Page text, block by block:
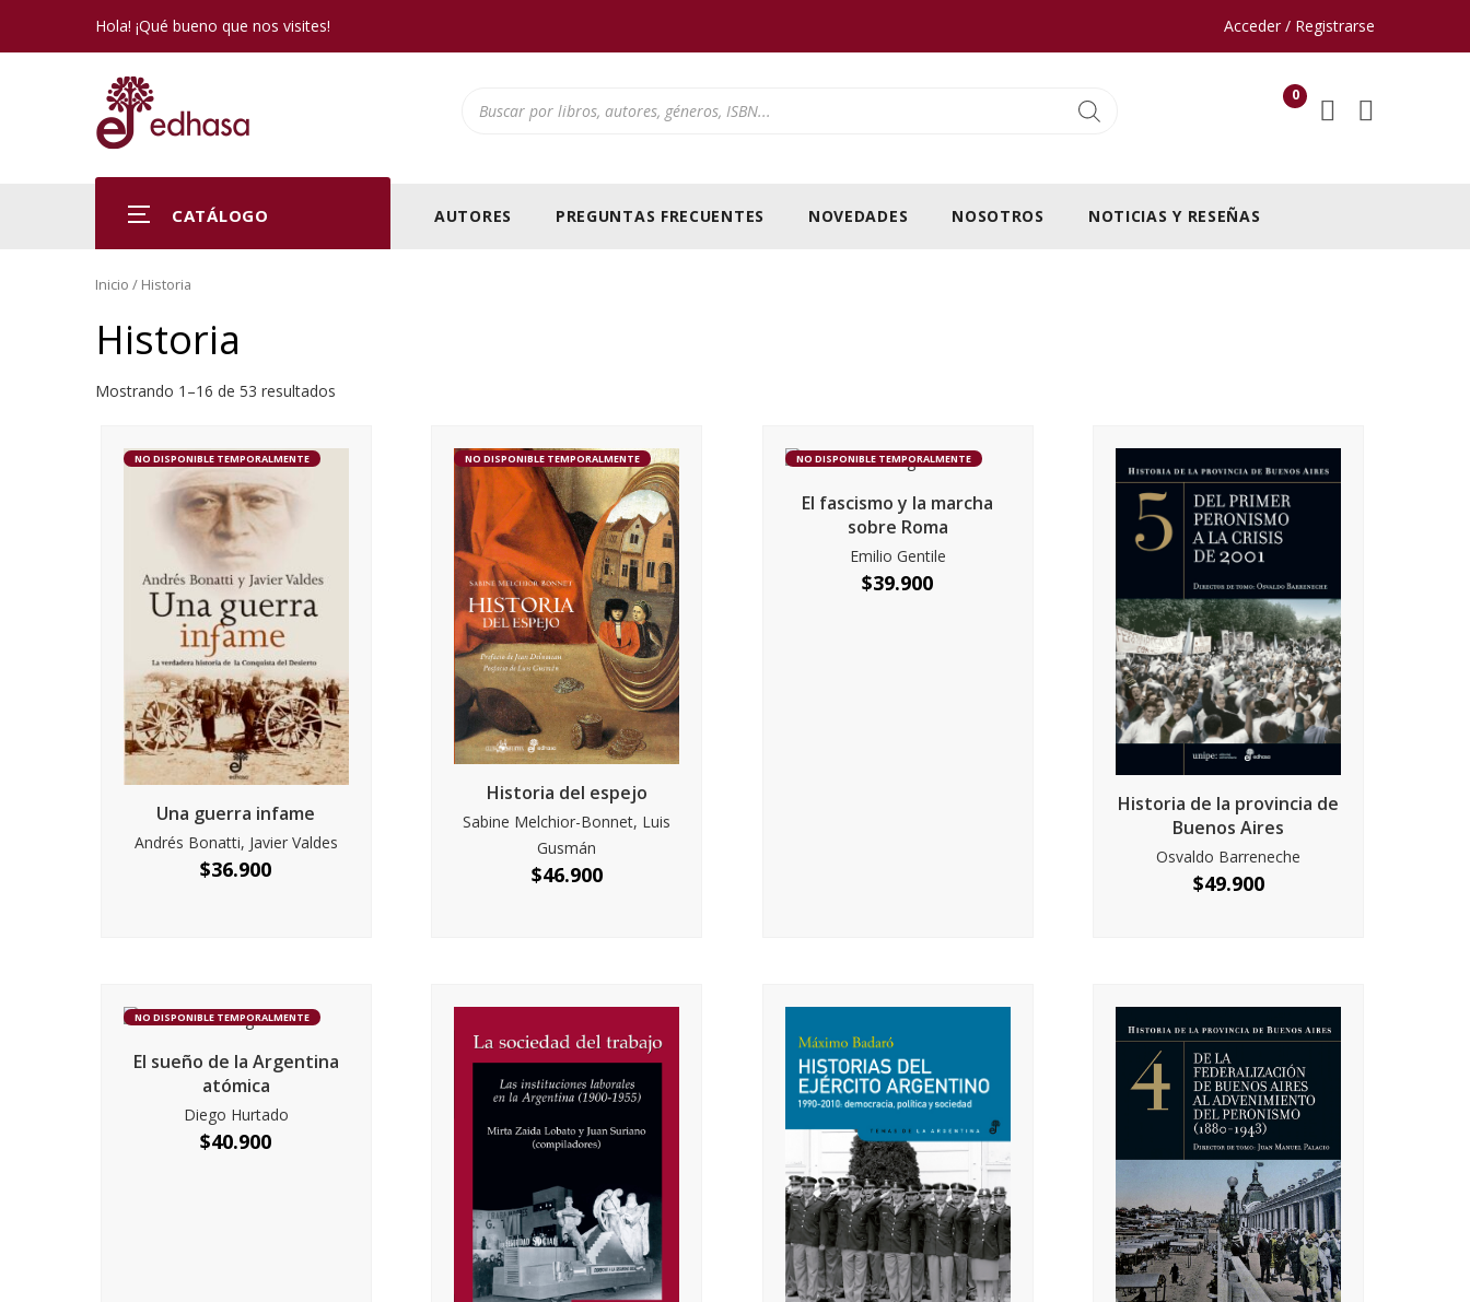
Hola! ¡Qué bueno que nos visites! Acceder / Registrarse
0
CATÁLOGO AUTORES PREGUNTAS FRECUENTES NOVEDADES NOSOTROS NOTICIAS Y RESEÑAS
Inicio / Historia
Historia
Mostrando 1–16 de 53 resultados
NO DISPONIBLE TEMPORALMENTE
Una guerra infame
Andrés Bonatti, Javier Valdes
$36.900
NO DISPONIBLE TEMPORALMENTE
Historia del espejo
Sabine Melchior-Bonnet, Luis
Gusmán
$46.900
NO DISPONIBLE TEMPORALMENTE
El fascismo y la marcha
sobre Roma
Emilio Gentile
$39.900
Historia de la provincia de
Buenos Aires
Osvaldo Barreneche
$49.900
NO DISPONIBLE TEMPORALMENTE
El sueño de la Argentina
atómica
Diego Hurtado
$40.900